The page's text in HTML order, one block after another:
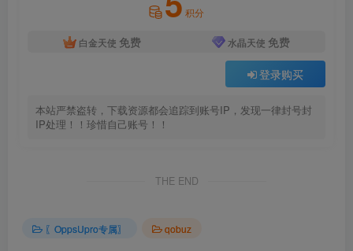
积分
白金天使 免费 水晶天使 免费
登录购买
本站严禁盗转，下载资源都会追踪到账号IP，发现一律封号封
IP处理！！珍惜自己账号！！
THE END
〖OppsUpro专属〗 qobuz